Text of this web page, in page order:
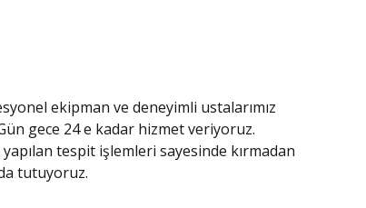
ekipman ve deneyimli ustalarımız
gece 24 e kadar hizmet veriyoruz.
tespit işlemleri sayesinde kırmadan
tutuyoruz.